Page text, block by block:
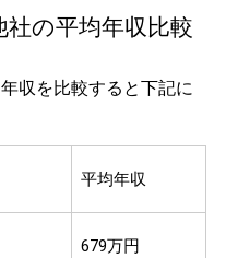
の平均年収比較
収を比較すると下記に
平均年収
679万円